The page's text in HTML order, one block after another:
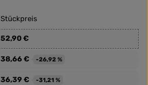
Stückpreis
52,90 €
38,66 € -26,92 %
36,39 € -31,21 %